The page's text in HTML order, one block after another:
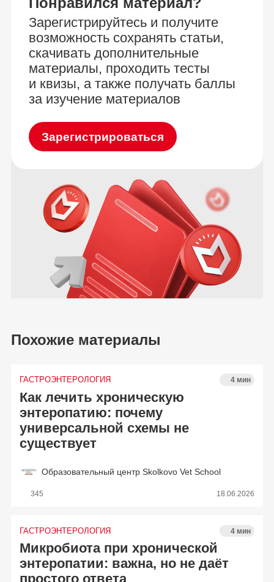
Зарегистрируйтесь и получите
возможность сохранять статьи,
скачивать дополнительные
материалы, проходить тесты
и квизы, а также получать баллы
за изучение материалов
Зарегистрироваться
Похожие материалы
ГАСТРОЭНТЕРОЛОГИЯ 4 мин
Как лечить хроническую
энтеропатию: почему
универсальной схемы не
существует
Образовательный центр Skolkovo Vet School
345 18.06.2026
ГАСТРОЭНТЕРОЛОГИЯ 4 мин
Микробиота при хронической
энтеропатии: важна, но не даёт